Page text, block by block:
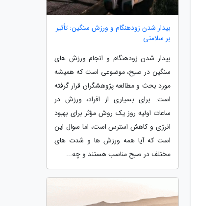
بیدار شدن زودهنگام و ورزش سنگین: تأثیر
بر سلامتی
بیدار شدن زودهنگام و انجام ورزش های
سنگین در صبح، موضوعی است که همیشه
مورد بحث و مطالعه پژوهشگران قرار گرفته
است. برای بسیاری از افراد، ورزش در
ساعات اولیه روز یک روش مؤثر برای بهبود
انرژی و کاهش استرس است، اما سوال این
است که آیا همه ورزش ها و شدت های
مختلف در صبح مناسب هستند و چه...